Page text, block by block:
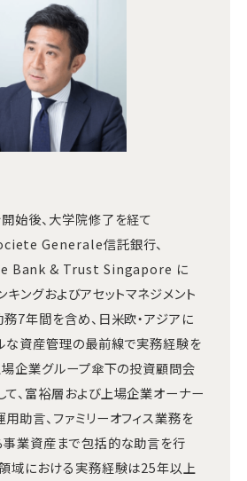
始後、大学院修了を経て
Generale信託銀行、
Bank & Trust Singapore に
キングおよびアセットマネジメント
7年間を含め、日米欧・アジアに
な資産管理の最前線で実務経験を
場企業グループ傘下の投資顧問会
、富裕層および上場企業オーナー
助言、ファミリーオフィス業務を
事業資産まで包括的な助言を行
領域における実務経験は25年以上